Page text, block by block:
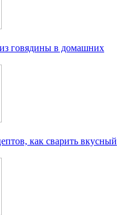
говядины в домашних
как сварить вкусный